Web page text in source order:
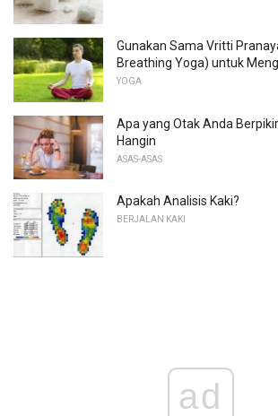
Gunakan Sama Vritti
Breathing Yoga) untuk
YOGA
Apa yang Otak Anda
Hangin
ASAS-ASAS
Apakah Analisis Kaki?
BERJALAN KAKI
ad